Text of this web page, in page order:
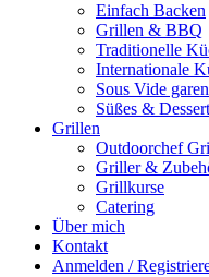
Einfach Backen
Grillen & BBQ
Traditionelle
Internationale
Sous Vide garen
Süßes &
Grillen
Outdoorchef
Griller &
Grillkurse
Catering
Über mich
Kontakt
Anmelden /